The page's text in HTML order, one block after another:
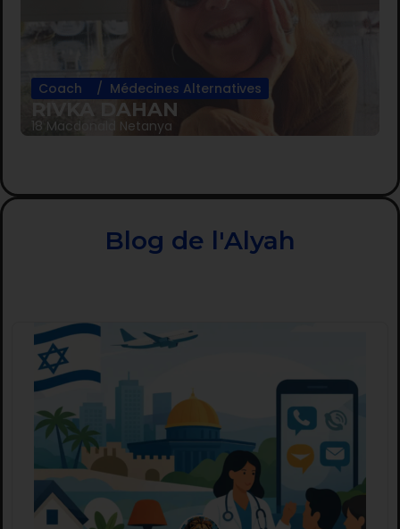
Coach Médecines Alternatives
RIVKA DAHAN
18 Macdonald Netanya
Blog de l'Alyah